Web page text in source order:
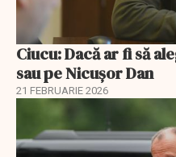
Ciucu: Dacă ar fi să
sau pe Nicușor Dan
21 FEBRUARIE 2026